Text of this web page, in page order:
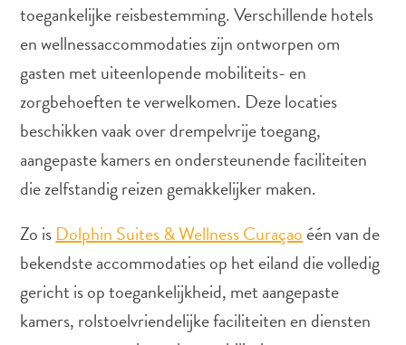
Autoverhuur
Bezienswaardigheden
Diversen
snorkelplekken
Eten
en
drinken
toegankelijke reisbestemming. Verschillende hotels
en wellnessaccommodaties zijn ontworpen om
gasten met uiteenlopende mobiliteits- en
zorgbehoeften te verwelkomen. Deze locaties
beschikken vaak over drempelvrije toegang,
aangepaste kamers en ondersteunende faciliteiten
die zelfstandig reizen gemakkelijker maken.
Zo isDolphin Suites & Wellness Curaçaoéén van de
bekendste accommodaties op het eiland die volledig
gericht is op toegankelijkheid, met aangepaste
kamers, rolstoelvriendelijke faciliteiten en diensten